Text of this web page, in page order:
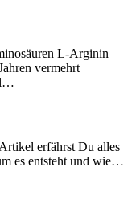
L-Arginin
vermehrt
erfährst Du alles
es entsteht und wie…